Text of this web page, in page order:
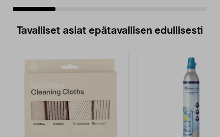
Tavalliset asiat epätavallisen edullisesti